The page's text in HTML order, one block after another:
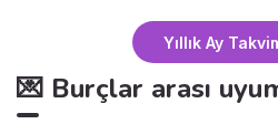
Yıllık Ay
💌 Burçlar arası